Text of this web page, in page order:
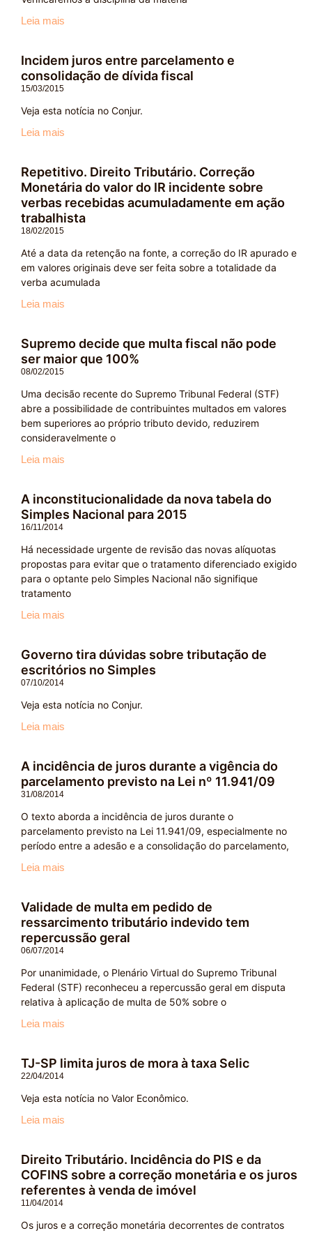
Leia mais
Incidem juros entre parcelamento e
consolidação de dívida fiscal
15/03/2015
Veja esta notícia no Conjur.
Leia mais
Repetitivo. Direito Tributário. Correção
Monetária do valor do IR incidente sobre
verbas recebidas acumuladamente em ação
trabalhista
18/02/2015
Até a data da retenção na fonte, a correção do IR apurado e
em valores originais deve ser feita sobre a totalidade da
verba acumulada
Leia mais
Supremo decide que multa fiscal não pode
ser maior que 100%
08/02/2015
Uma decisão recente do Supremo Tribunal Federal (STF)
abre a possibilidade de contribuintes multados em valores
bem superiores ao próprio tributo devido, reduzirem
consideravelmente o
Leia mais
A inconstitucionalidade da nova tabela do
Simples Nacional para 2015
16/11/2014
Há necessidade urgente de revisão das novas alíquotas
propostas para evitar que o tratamento diferenciado exigido
para o optante pelo Simples Nacional não signifique
tratamento
Leia mais
Governo tira dúvidas sobre tributação de
escritórios no Simples
07/10/2014
Veja esta notícia no Conjur.
Leia mais
A incidência de juros durante a vigência do
parcelamento previsto na Lei nº 11.941/09
31/08/2014
O texto aborda a incidência de juros durante o
parcelamento previsto na Lei 11.941/09, especialmente no
período entre a adesão e a consolidação do parcelamento,
Leia mais
Validade de multa em pedido de
ressarcimento tributário indevido tem
repercussão geral
06/07/2014
Por unanimidade, o Plenário Virtual do Supremo Tribunal
Federal (STF) reconheceu a repercussão geral em disputa
relativa à aplicação de multa de 50% sobre o
Leia mais
TJ-SP limita juros de mora à taxa Selic
22/04/2014
Veja esta notícia no Valor Econômico.
Leia mais
Direito Tributário. Incidência do PIS e da
COFINS sobre a correção monetária e os juros
referentes à venda de imóvel
11/04/2014
Os juros e a correção monetária decorrentes de contratos